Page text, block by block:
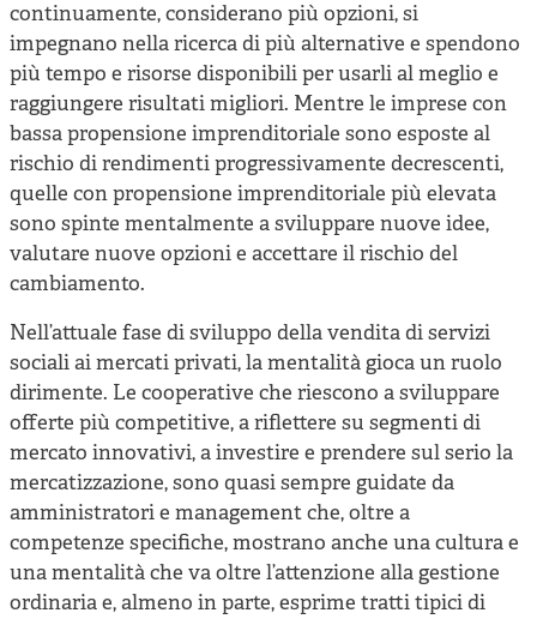
continuamente, considerano più opzioni, si
impegnano nella ricerca di più alternative e spendono
più tempo e risorse disponibili per usarli al meglio e
raggiungere risultati migliori. Mentre le imprese con
bassa propensione imprenditoriale sono esposte al
rischio di rendimenti progressivamente decrescenti,
quelle con propensione imprenditoriale più elevata
sono spinte mentalmente a sviluppare nuove idee,
valutare nuove opzioni e accettare il rischio del
cambiamento.
Nell’attuale fase di sviluppo della vendita di servizi
sociali ai mercati privati, la mentalità gioca un ruolo
dirimente. Le cooperative che riescono a sviluppare
offerte più competitive, a riflettere su segmenti di
mercato innovativi, a investire e prendere sul serio la
mercatizzazione, sono quasi sempre guidate da
amministratori e management che, oltre a
competenze specifiche, mostrano anche una cultura e
una mentalità che va oltre l’attenzione alla gestione
ordinaria e, almeno in parte, esprime tratti tipici di